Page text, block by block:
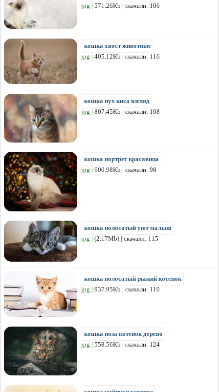
jpg | 571.26Kb | скачали: 106
кошка хвост животные
jpg | 405.12Kb | скачали: 116
кошка пух киса взгляд
jpg | 807.45Kb | скачали: 108
кошка портрет красавица
jpg | 600.98Kb | скачали: 98
кошка полосатый уют малыш
jpg | (2.17Mb) | скачали: 115
кошка полосатый рыжий котенок
jpg | 937.95Kb | скачали: 110
кошка поза котенок дерево
jpg | 558.56Kb | скачали: 124